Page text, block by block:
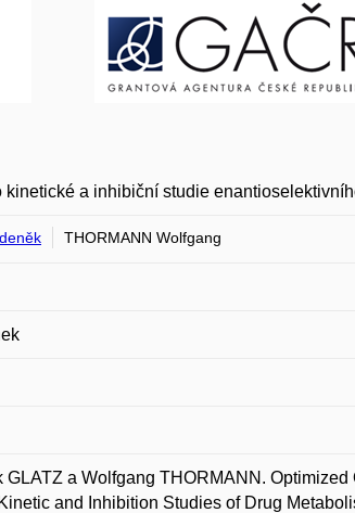
kinetické a inhibiční studie
THORMANN Wolfgang
GLATZ a Wolfgang THORMANN.
and Inhibition Studies of Drug